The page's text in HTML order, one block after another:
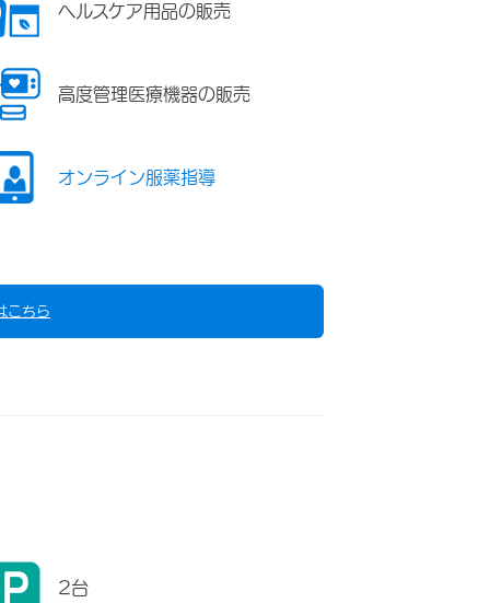
ヘルスケア用品の販売
高度管理医療機器の販売
オンライン服薬指導
こちら
2台